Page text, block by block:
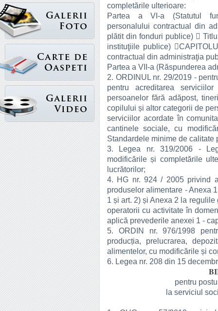
completările ulterioare:
Partea a VI-a (Statutul
personalului contractual din
plătit din fonduri publice) 
instituţiile publice)
contractual din administraţia
Partea a VII-a (Răspunderea
2. ORDINUL nr. 29/2019 -
pentru acreditarea
persoanelor fără adăpost,
copilului și altor categorii de
serviciilor acordate în
cantinele sociale, cu
Standardele minime de
3. Legea nr. 319/2006 -
modificările și completările
lucrătorilor;
4. HG nr. 924 / 2005 privind
produselor alimentare - Anexa
1 și art. 2) și Anexa 2 la
operatorii cu activitate în
aplică prevederile anexei 1 -
5. ORDIN nr. 976/1998
producția, prelucrarea,
alimentelor, cu modificările și
6. Legea nr. 208 din 15
pentru
la serviciul